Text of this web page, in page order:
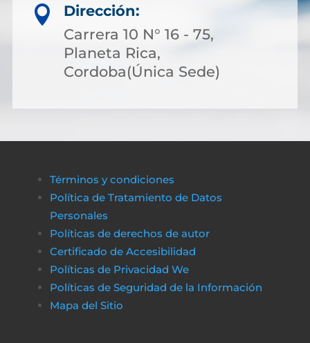

Dirección:
Carrera 10 N° 16 - 75,
Planeta Rica,
Cordoba(Única Sede)
Términos y condiciones
Política de Tratamiento de Datos
Personales
Políticas de derechos de autor
Certificado de Accesibilidad
Políticas de Privacidad We
Políticas de Seguridad de la Información
Mapa del Sitio